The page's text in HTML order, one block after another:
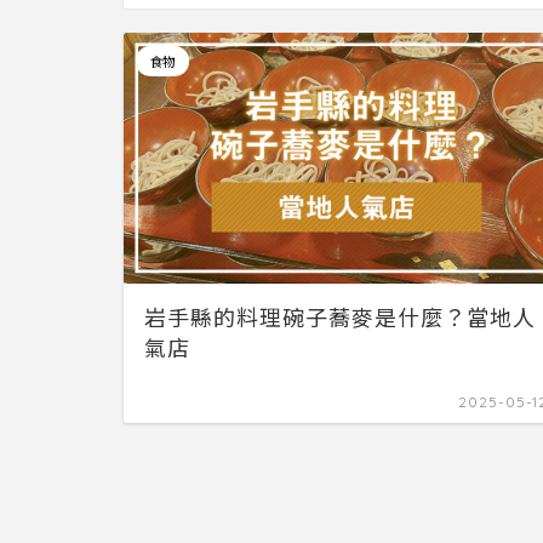
食物
岩手縣的料理碗子蕎麥是什麼？當地人
氣店
2025-05-